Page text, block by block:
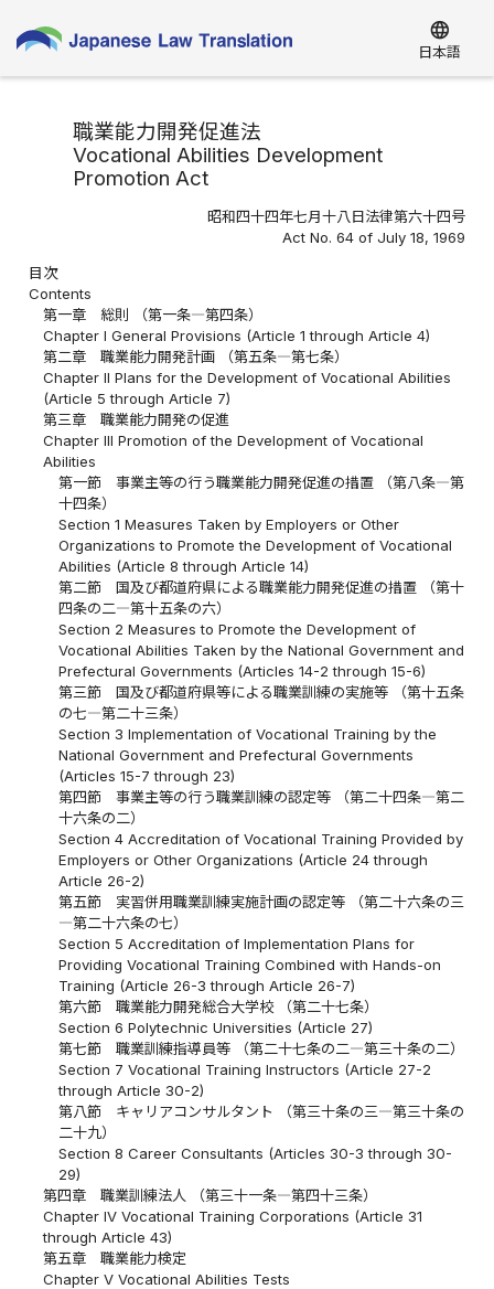
language
日本語
職業能力開発促進法
Vocational Abilities Development
Promotion Act
昭和四十四年七月十八日法律第六十四号
Act No. 64 of July 18, 1969
目次
Contents
第一章 総則 （第一条―第四条）
Chapter I General Provisions (Article 1 through Article 4)
第二章 職業能力開発計画 （第五条―第七条）
Chapter II Plans for the Development of Vocational Abilities
(Article 5 through Article 7)
第三章 職業能力開発の促進
Chapter III Promotion of the Development of Vocational
Abilities
第一節 事業主等の行う職業能力開発促進の措置 （第八条―第
十四条）
Section 1 Measures Taken by Employers or Other
Organizations to Promote the Development of Vocational
Abilities (Article 8 through Article 14)
第二節 国及び都道府県による職業能力開発促進の措置 （第十
四条の二―第十五条の六）
Section 2 Measures to Promote the Development of
Vocational Abilities Taken by the National Government and
Prefectural Governments (Articles 14-2 through 15-6)
第三節 国及び都道府県等による職業訓練の実施等 （第十五条
の七―第二十三条）
Section 3 Implementation of Vocational Training by the
National Government and Prefectural Governments
(Articles 15-7 through 23)
第四節 事業主等の行う職業訓練の認定等 （第二十四条―第二
十六条の二）
Section 4 Accreditation of Vocational Training Provided by
Employers or Other Organizations (Article 24 through
Article 26-2)
第五節 実習併用職業訓練実施計画の認定等 （第二十六条の三
―第二十六条の七）
Section 5 Accreditation of Implementation Plans for
Providing Vocational Training Combined with Hands-on
Training (Article 26-3 through Article 26-7)
第六節 職業能力開発総合大学校 （第二十七条）
Section 6 Polytechnic Universities (Article 27)
第七節 職業訓練指導員等 （第二十七条の二―第三十条の二）
Section 7 Vocational Training Instructors (Article 27-2
through Article 30-2)
第八節 キャリアコンサルタント （第三十条の三―第三十条の
二十九）
Section 8 Career Consultants (Articles 30-3 through 30-
29)
第四章 職業訓練法人 （第三十一条―第四十三条）
Chapter IV Vocational Training Corporations (Article 31
through Article 43)
第五章 職業能力検定
Chapter V Vocational Abilities Tests